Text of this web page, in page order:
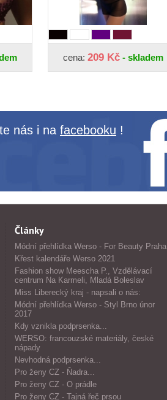
cena: 209 Kč - skladem
nás i na facebooku !
Články
Módní přehlídka Werso - For Beauty Praha
Křest kalendáře Werso 2021
Fashion show Meescha P., Vzdělávací
centrum Na Karmeli, Mladá Boleslav
Miss Liberecký kraj - napsali o nás:
Módní přehlídka Werso - Styl Brno únor
2017
Kdy vznikla podprsenka...
WERSO: francouzské materiály, české
nápady
Nevhodná podprsenka...
Pro ženy CZ - Ňadra...
Pro ženy CZ - O prádle
Pro ženy CZ - Tajná řeč prsou